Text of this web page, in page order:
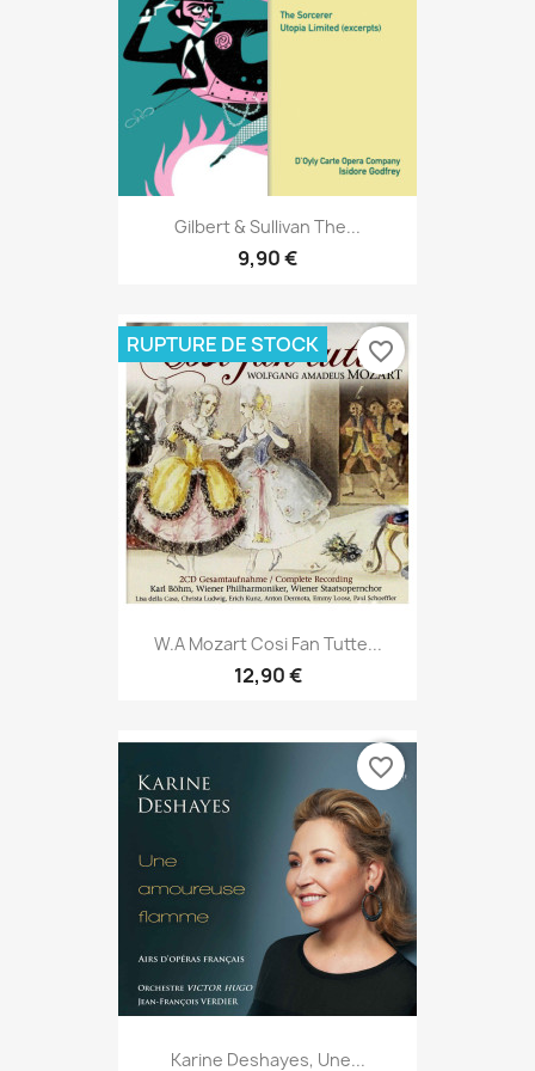
Gilbert & Sullivan The...
9,90 €
W.A Mozart Cosi Fan Tutte...
12,90 €
RUPTURE DE STOCK favorite_border
Karine Deshayes, Une...
favorite_border